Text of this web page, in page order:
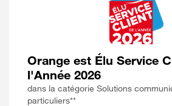
Orange est Élu Service
l'Année 2026
dans la catégorie Solutions
particuliers**